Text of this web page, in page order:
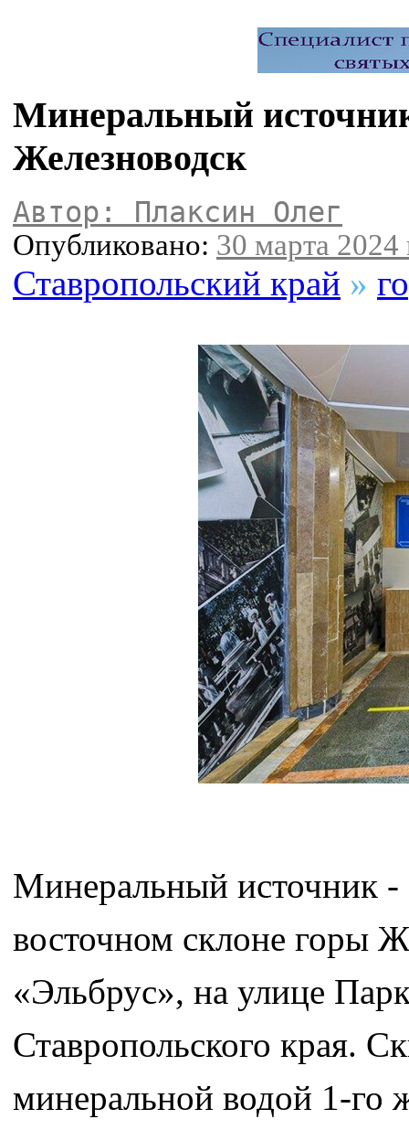
Минеральный
Железноводск
Автор: Плаксин Олег
Опубликовано: 30 марта 2024
Ставропольский край »
Минеральный источник
восточном склоне горы
«Эльбрус», на улице
Ставропольского края.
минеральной водой 1-го